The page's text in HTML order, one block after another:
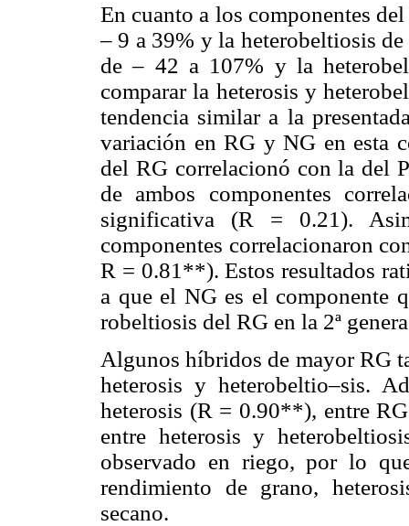
En cuanto a los componentes
– 9 a 39% y la heterobeltiosis
de – 42 a 107% y la
comparar la heterosis y
tendencia similar a la
variación en RG y NG en esta
del RG correlacionó con la
de ambos componentes
significativa (R = 0.21).
componentes correlacionaron
R = 0.81**). Estos resultados
a que el NG es el componente
robeltiosis del RG en la 2ª
Algunos híbridos de mayor RG
heterosis y heterobeltio–sis.
heterosis (R = 0.90**), entre
entre heterosis y
observado en riego, por lo
rendimiento de grano,
secano.